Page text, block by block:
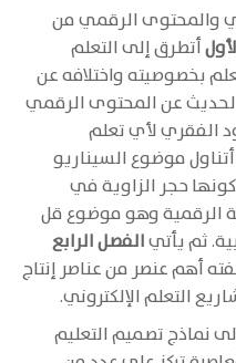
والمحتوى الرقمي من
أتطرق إلى التعلم
بخصوصيته واختلافه عن
الحديث عن المحتوى الرقمي
الفقري لأي تعلم
موضوع السيناريو
حجر الزاوية في
الرقمية وهو موضوع قل
ثم يأتيالفصل الرابع
أهم عنصر من عناصر إنتاج
التعلم الإلكتروني.
نماذج تصميم التعليم